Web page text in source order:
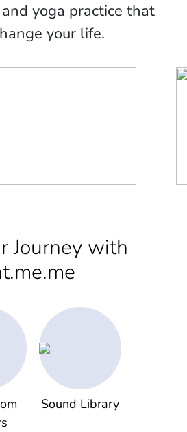
yoga practice that
your life.
Journey with
Sound Library